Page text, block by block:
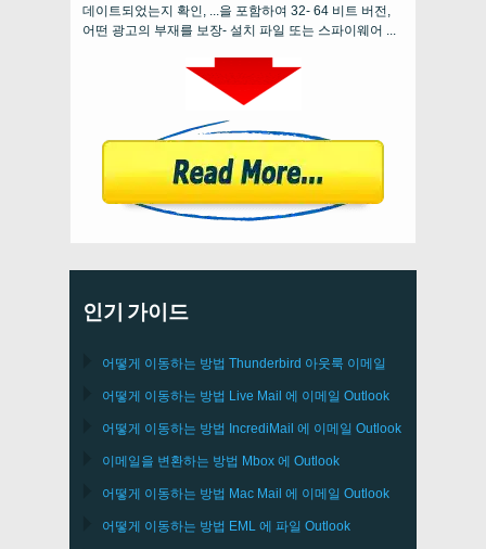
데이트되었는지 확인, ...을 포함하여 32- 64 비트 버전,
어떤 광고의 부재를 보장- 설치 파일 또는 스파이웨어 ...
인기 가이드
어떻게 이동하는 방법 Thunderbird 아웃룩 이메일
어떻게 이동하는 방법 Live Mail 에 이메일 Outlook
어떻게 이동하는 방법 IncrediMail 에 이메일 Outlook
이메일을 변환하는 방법 Mbox 에 Outlook
어떻게 이동하는 방법 Mac Mail 에 이메일 Outlook
어떻게 이동하는 방법 EML 에 파일 Outlook